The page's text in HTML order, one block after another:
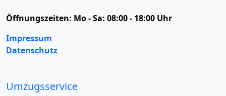
Öffnungszeiten: Mo - Sa: 08:00 - 18:00 Uhr
Impressum
Datenschutz
Umzugsservice